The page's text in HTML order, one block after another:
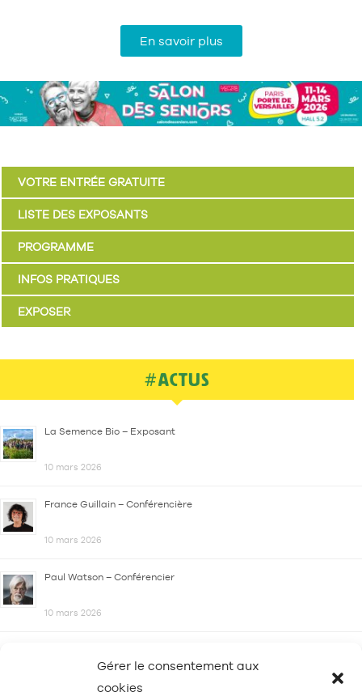
Gérer le consentement aux
cookies
En savoir plus
VOTRE ENTRÉE GRATUITE
LISTE DES EXPOSANTS
PROGRAMME
INFOS PRATIQUES
EXPOSER
#ACTUS
La Semence Bio – Exposant
10 mars 2026
France Guillain – Conférencière
10 mars 2026
Paul Watson – Conférencier
10 mars 2026